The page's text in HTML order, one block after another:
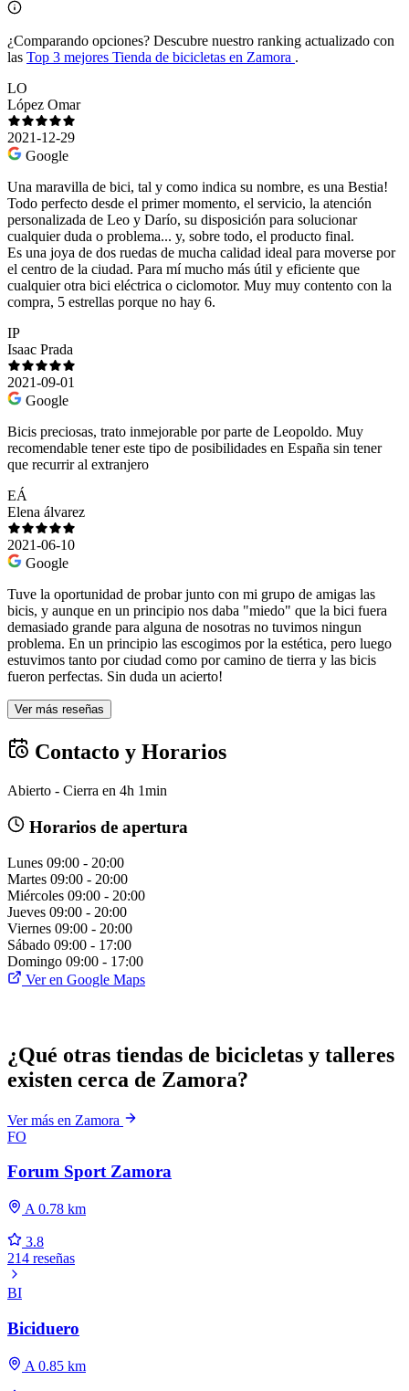
¿Comparando opciones? Descubre nuestro ranking actualizado con
las Top 3 mejores Tienda de bicicletas en Zamora .
LO
López Omar
2021-12-29
Google
Una maravilla de bici, tal y como indica su nombre, es una Bestia!
Todo perfecto desde el primer momento, el servicio, la atención
personalizada de Leo y Darío, su disposición para solucionar
cualquier duda o problema... y, sobre todo, el producto final.
Es una joya de dos ruedas de mucha calidad ideal para moverse por
el centro de la ciudad. Para mí mucho más útil y eficiente que
cualquier otra bici eléctrica o ciclomotor. Muy muy contento con la
compra, 5 estrellas porque no hay 6.
IP
Isaac Prada
2021-09-01
Google
Bicis preciosas, trato inmejorable por parte de Leopoldo. Muy
recomendable tener este tipo de posibilidades en España sin tener
que recurrir al extranjero
EÁ
Elena álvarez
2021-06-10
Google
Tuve la oportunidad de probar junto con mi grupo de amigas las
bicis, y aunque en un principio nos daba "miedo" que la bici fuera
demasiado grande para alguna de nosotras no tuvimos ningun
problema. En un principio las escogimos por la estética, pero luego
estuvimos tanto por ciudad como por camino de tierra y las bicis
fueron perfectas. Sin duda un acierto!
Ver más reseñas
Contacto y Horarios
Abierto - Cierra en 4h 1min
Horarios de apertura
Lunes 09:00 - 20:00
Martes 09:00 - 20:00
Miércoles 09:00 - 20:00
Jueves 09:00 - 20:00
Viernes 09:00 - 20:00
Sábado 09:00 - 17:00
Domingo 09:00 - 17:00
Ver en Google Maps
¿Qué otras tiendas de bicicletas y talleres
existen cerca de Zamora?
Ver más en Zamora
FO
Forum Sport Zamora
A 0.78 km
3.8
214 reseñas
BI
Biciduero
A 0.85 km